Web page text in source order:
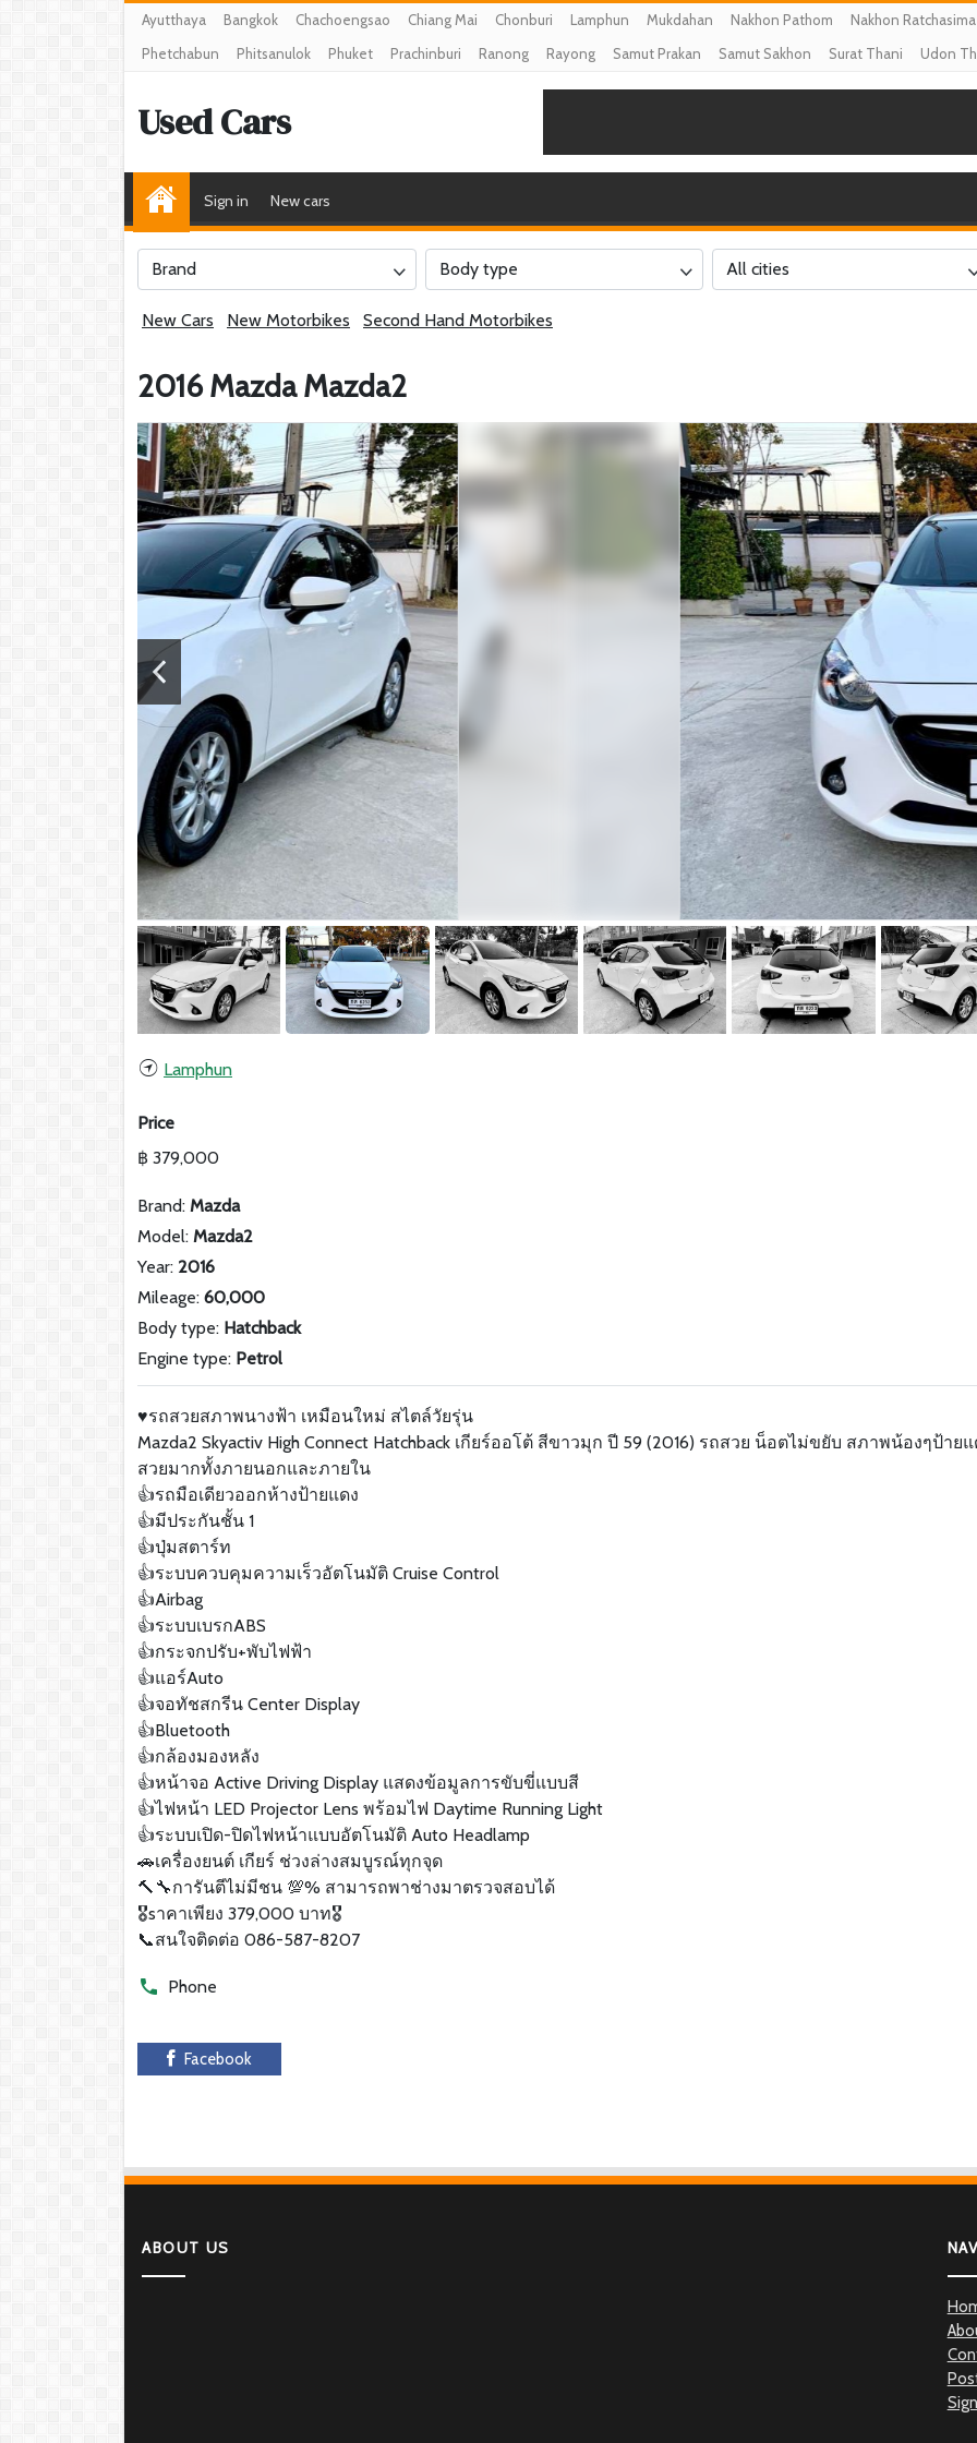
Ayutthaya Bangkok Chachoengsao Chiang Mai Chonburi Lamphun Mukdahan Nakhon Pathom
Nakhon Ratchasima
Phetchabun
Phitsanulok Phuket Prachinburi Ranong Rayong Samut Prakan Samut Sakhon Surat Thani Udon
Used Cars
Sign in New cars
Brand Body type All cities
New Cars New Motorbikes Second Hand Motorbikes
2016 Mazda Mazda2
Lamphun
Price
฿ 379,000
Brand: Mazda
Model: Mazda2
Year: 2016
Mileage: 60,000
Body type: Hatchback
Engine type: Petrol
♥️รถสวยสภาพนางฟ้า เหมือนใหม่ สไตล์วัยรุ่น
Mazda2 Skyactiv High Connect Hatchback เกียร์ออโต้ สีขาวมุก ปี 59 (2016) รถสวย น็อตไม่ขยับ สภาพน้องๆป้าย
สวยมากทั้งภายนอกและภายใน
👍รถมือเดียวออกห้างป้ายแดง
👍มีประกันชั้น 1
👍ปุ่มสตาร์ท
👍ระบบควบคุมความเร็วอัตโนมัติ Cruise Control
👍Airbag
👍ระบบเบรกABS
👍กระจกปรับ+พับไฟฟ้า
👍แอร์Auto
👍จอทัชสกรีน Center Display
👍Bluetooth
👍กล้องมองหลัง
👍หน้าจอ Active Driving Display แสดงข้อมูลการขับขี่แบบสี
👍ไฟหน้า LED Projector Lens พร้อมไฟ Daytime Running Light
👍ระบบเปิด-ปิดไฟหน้าแบบอัตโนมัติ Auto Headlamp
🚗เครื่องยนต์ เกียร์ ช่วงล่างสมบูรณ์ทุกจุด
🔨🔧การันตีไม่มีชน 💯% สามารถพาช่างมาตรวจสอบได้
🎖sาคาเพียง 379,000 บาท🎖
📞สนใจติดต่อ 086-587-8207
Phone
Facebook
ABOUT US